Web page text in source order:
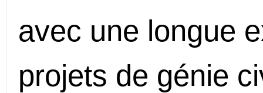
avec une longue
projets de génie